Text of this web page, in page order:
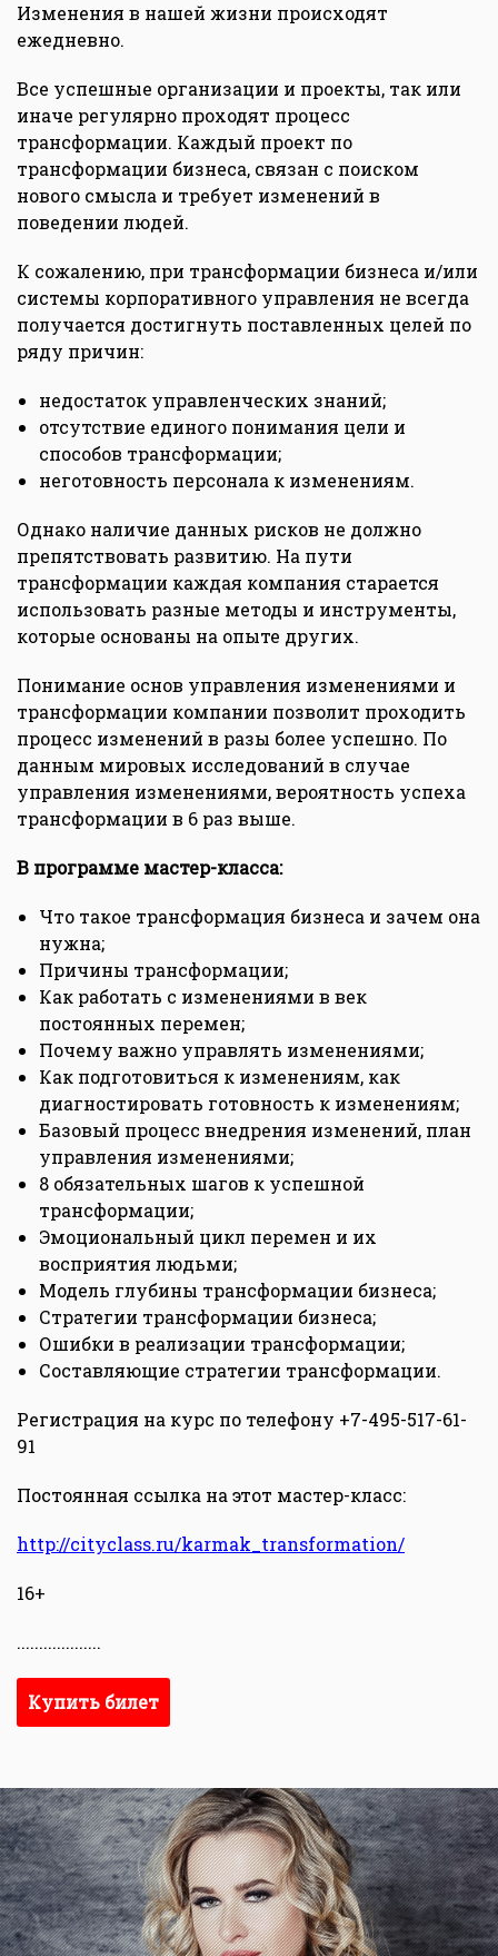
Изменения в нашей жизни происходят
ежедневно.
Все успешные организации и проекты, так или
иначе регулярно проходят процесс
трансформации. Каждый проект по
трансформации бизнеса, связан с поиском
нового смысла и требует изменений в
поведении людей.
К сожалению, при трансформации бизнеса и/или
системы корпоративного управления не всегда
получается достигнуть поставленных целей по
ряду причин:
недостаток управленческих знаний;
отсутствие единого понимания цели и
способов трансформации;
неготовность персонала к изменениям.
Однако наличие данных рисков не должно
препятствовать развитию. На пути
трансформации каждая компания старается
использовать разные методы и инструменты,
которые основаны на опыте других.
Понимание основ управления изменениями и
трансформации компании позволит проходить
процесс изменений в разы более успешно. По
данным мировых исследований в случае
управления изменениями, вероятность успеха
трансформации в 6 раз выше.
В программе мастер-класса:
Что такое трансформация бизнеса и зачем она
нужна;
Причины трансформации;
Как работать с изменениями в век
постоянных перемен;
Почему важно управлять изменениями;
Как подготовиться к изменениям, как
диагностировать готовность к изменениям;
Базовый процесс внедрения изменений, план
управления изменениями;
8 обязательных шагов к успешной
трансформации;
Эмоциональный цикл перемен и их
восприятия людьми;
Модель глубины трансформации бизнеса;
Стратегии трансформации бизнеса;
Ошибки в реализации трансформации;
Составляющие стратегии трансформации.
Регистрация на курс по телефону +7-495-517-61-
91
Постоянная ссылка на этот мастер-класс:
http://cityclass.ru/karmak_transformation/
16+
...................
Купить билет